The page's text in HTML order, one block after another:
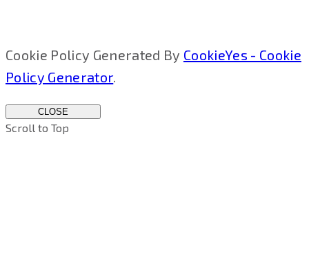
Cookie Policy Generated By CookieYes - Cookie
Policy Generator.
CLOSE
Scroll to Top